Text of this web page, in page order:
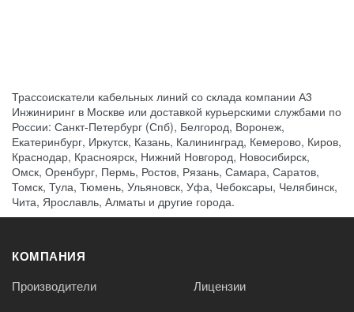
Трассоискатели кабельных линий со склада компании А3
Инжиниринг в Москве или доставкой курьерскими службами по
России: Санкт-Петербург (Спб), Белгород, Воронеж,
Екатеринбург, Иркутск, Казань, Калининград, Кемерово, Киров,
Краснодар, Красноярск, Нижний Новгород, Новосибирск,
Омск, Оренбург, Пермь, Ростов, Рязань, Самара, Саратов,
Томск, Тула, Тюмень, Ульяновск, Уфа, Чебоксары, Челябинск,
Чита, Ярославль, Алматы и другие города.
КОМПАНИЯ
Производители Лицензии